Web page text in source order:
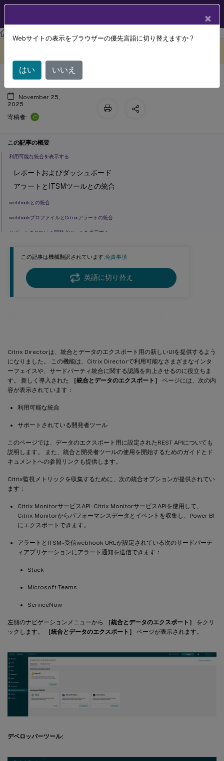
Citrix Virtual Apps and Desktops7 2511 Director
この記事は機械翻訳されています.免責事項
英語に切り替え
Citrix Directorは、統合とデータのエクスポート用の新しいUIを提供するよう
になりました。 この機能は、Citrix Directorで利用可能なさまざまなインタ
ーフェイスや、サードパーティ統合に関する認識を向上させるのに役立ちま
す。 新しく導入された
［統合とデータのエクスポート］
ページには、次の内
容が表示されています：
利用可能な統合
サポートされている開発者ツール
このページでは、データのエクスポート用に設定されたREST APIについても
説明します。 また、統合と開発者ツールの使用を開始するためのガイドとド
キュメントへの参照リンクも提供します。
Citrix監視メトリックを収集するために、次の統合オプションが提供されてい
ます：
Citrix MonitorサービスAPI - Citrix MonitorサービスAPIを使用して、
Citrix Monitorからパフォーマンスデータとイベントを収集し、Power BI
にエクスポートできます。
アラートとITSM - 受信webhook URLが設定されている次のサードパーテ
ィアプリケーションにアラート通知を送信できます：
Slack
Microsoft Teams
ServiceNow
左側のナビゲーションメニューから ［統合とデータのエクスポート］
をクリ
ックします。
［統合とデータのエクスポート］ ページが表示されます。
デベロッパーツール:
統合とデータのエクスポート
November 25,
2025
寄稿者:
C
この記事の概要
利用可能な統合を表示する
レポートおよびダッシュボード
アラートとITSMツールとの統合
webhookとの統合
webhookプロファイルとCitrixアラートの統合
サポートされている開発者ツールを表示する
webhook
×
Webサイトの表示をブラウザーの優先言語に切り替えますか ?
はい いいえ